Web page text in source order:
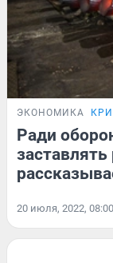
ЭКОНОМИКА
Ради
20 июля, 2022, 08:00